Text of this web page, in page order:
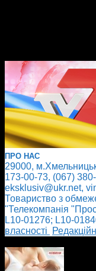
ПРО НАС
29000,
173-00-73, (067)
eksklusiv@ukr.net,
Товариство з
"Телекомпанія
L10-01276; L10-
власності